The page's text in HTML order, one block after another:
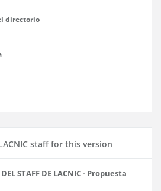
directorio
staff for this version
STAFF DE LACNIC - Propuesta